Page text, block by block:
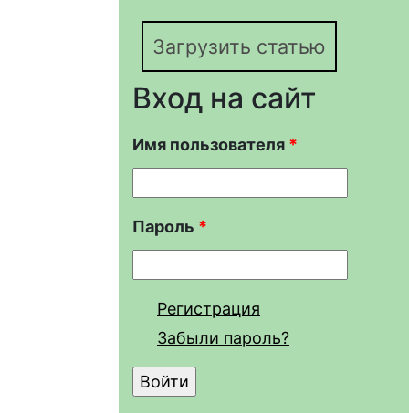
Загрузить статью
Вход на сайт
Имя пользователя *
Пароль *
Регистрация
Забыли пароль?